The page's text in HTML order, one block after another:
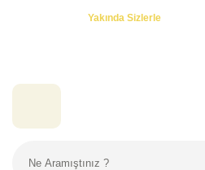
Yakında Sizlerle